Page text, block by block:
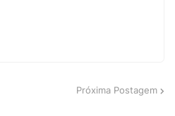
Próxima Postagem